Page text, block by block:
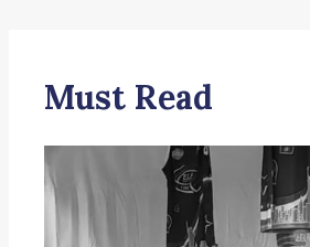
Must Read